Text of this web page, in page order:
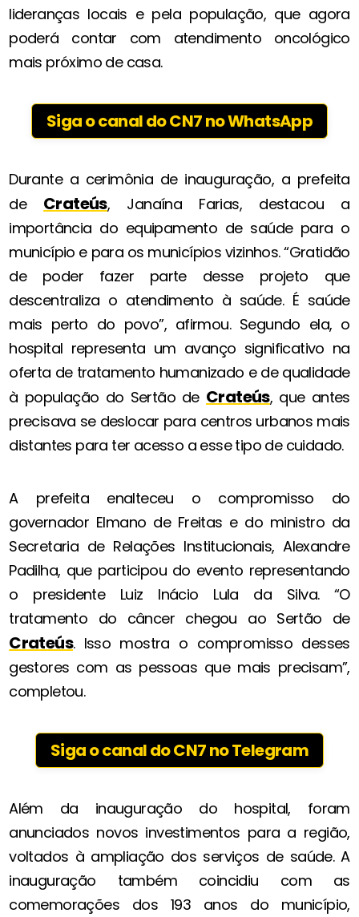
lideranças locais e pela população, que agora
poderá contar com atendimento oncológico
mais próximo de casa.
Siga o canal do CN7 no WhatsApp
Durante a cerimônia de inauguração, a prefeita
de Crateús, Janaína Farias, destacou a
importância do equipamento de saúde para o
município e para os municípios vizinhos. “Gratidão
de poder fazer parte desse projeto que
descentraliza o atendimento à saúde. É saúde
mais perto do povo”, afirmou. Segundo ela, o
hospital representa um avanço significativo na
oferta de tratamento humanizado e de qualidade
à população do Sertão de Crateús, que antes
precisava se deslocar para centros urbanos mais
distantes para ter acesso a esse tipo de cuidado.
A prefeita enalteceu o compromisso do
governador Elmano de Freitas e do ministro da
Secretaria de Relações Institucionais, Alexandre
Padilha, que participou do evento representando
o presidente Luiz Inácio Lula da Silva. “O
tratamento do câncer chegou ao Sertão de
Crateús. Isso mostra o compromisso desses
gestores com as pessoas que mais precisam”,
completou.
Siga o canal do CN7 no Telegram
Além da inauguração do hospital, foram
anunciados novos investimentos para a região,
voltados à ampliação dos serviços de saúde. A
inauguração também coincidiu com as
comemorações dos 193 anos do município,